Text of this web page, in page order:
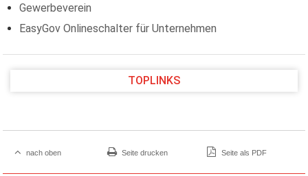
Gewerbeverein
EasyGov Onlineschalter für Unternehmen
TOPLINKS
nach oben Seite drucken Seite als PDF